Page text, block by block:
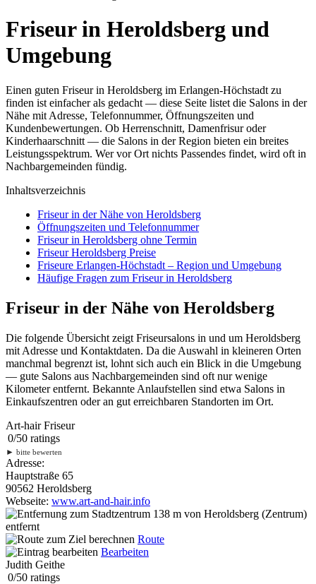
Friseur in Heroldsberg und
Umgebung
Einen guten Friseur in Heroldsberg im Erlangen-Höchstadt zu
finden ist einfacher als gedacht — diese Seite listet die Salons in der
Nähe mit Adresse, Telefonnummer, Öffnungszeiten und
Kundenbewertungen. Ob Herrenschnitt, Damenfrisur oder
Kinderhaarschnitt — die Salons in der Region bieten ein breites
Leistungsspektrum. Wer vor Ort nichts Passendes findet, wird oft in
Nachbargemeinden fündig.
Inhaltsverzeichnis
Friseur in der Nähe von Heroldsberg
Öffnungszeiten und Telefonnummer
Friseur in Heroldsberg ohne Termin
Friseur Heroldsberg Preise
Friseure Erlangen-Höchstadt – Region und Umgebung
Häufige Fragen zum Friseur in Heroldsberg
Friseur in der Nähe von Heroldsberg
Die folgende Übersicht zeigt Friseursalons in und um Heroldsberg
mit Adresse und Kontaktdaten. Da die Auswahl in kleineren Orten
manchmal begrenzt ist, lohnt sich auch ein Blick in die Umgebung
— gute Salons aus Nachbargemeinden sind oft nur wenige
Kilometer entfernt. Bekannte Anlaufstellen sind etwa Salons in
Einkaufszentren oder an gut erreichbaren Standorten im Ort.
Art-hair Friseur
0/50 ratings
► bitte bewerten
Adresse:
Hauptstraße 65
90562 Heroldsberg
Webseite: www.art-and-hair.info
138 m von Heroldsberg (Zentrum)
entfernt
Route
Bearbeiten
Judith Geithe
0/50 ratings